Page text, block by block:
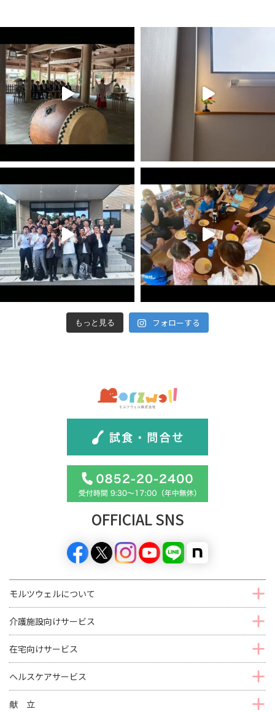
もっと見る フォローする
OFFICIAL SNS
モルツウェルについて
介護施設向けサービス
在宅向けサービス
ヘルスケアサービス
献 立